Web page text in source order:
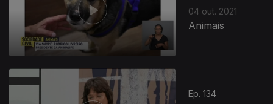
04 out. 2021
Animais
Ep. 134